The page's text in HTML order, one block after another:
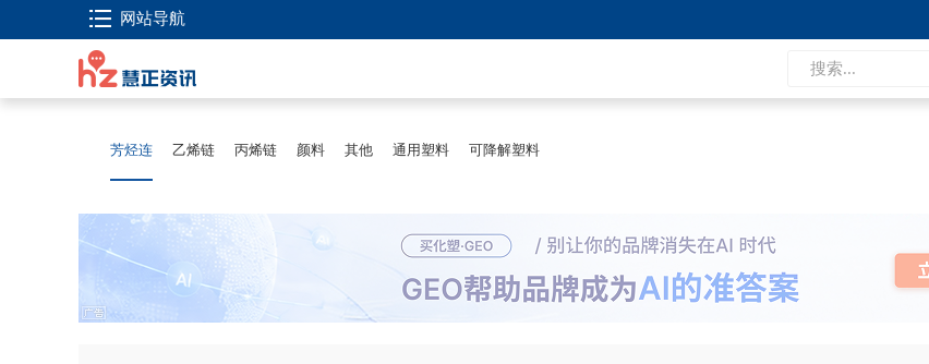
网站导航
芳烃连 乙烯链 丙烯链 颜料 其他 通用塑料 可降解塑料